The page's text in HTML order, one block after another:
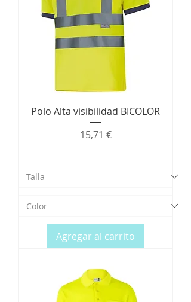
Polo Alta visibilidad BICOLOR
Precio
15,71 €
Agregar al carrito